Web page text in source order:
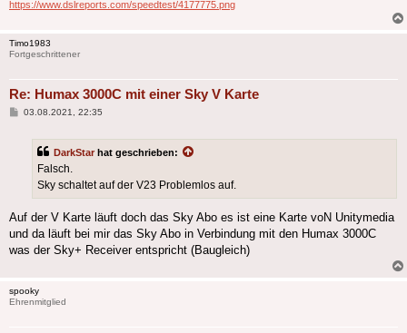
https://www.dslreports.com/speedtest/4177775.png
Timo1983
Fortgeschrittener
Re: Humax 3000C mit einer Sky V Karte
Beitrag
03.08.2021, 22:35
DarkStar hat geschrieben:
Falsch.
Sky schaltet auf der V23 Problemlos auf.
Auf der V Karte läuft doch das Sky Abo es ist eine Karte voN Unitymedia
und da läuft bei mir das Sky Abo in Verbindung mit den Humax 3000C
was der Sky+ Receiver entspricht (Baugleich)
spooky
Ehrenmitglied